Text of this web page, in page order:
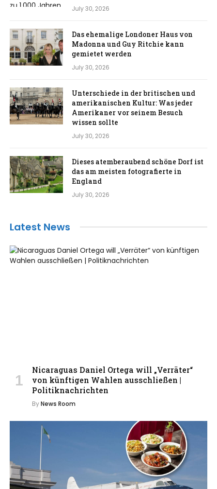
July 30, 2026
Das ehemalige Londoner Haus von
Madonna und Guy Ritchie kann
gemietet werden
July 30, 2026
Unterschiede in der britischen und
amerikanischen Kultur: Was jeder
Amerikaner vor seinem Besuch
wissen sollte
July 30, 2026
Dieses atemberaubend schöne Dorf ist
das am meisten fotografierte in
England
July 30, 2026
Latest News
Nicaraguas Daniel Ortega will „Verräter“
von künftigen Wahlen ausschließen |
Politiknachrichten
ByNews Room